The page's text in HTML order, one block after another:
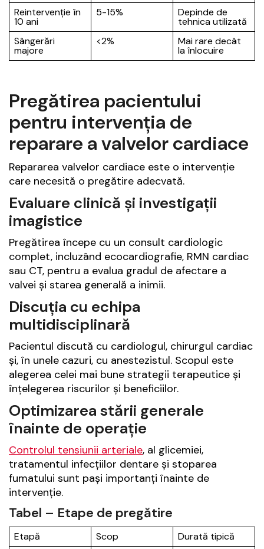
Reintervenție în
10 ani
5-15% Depinde de
tehnica utilizată
Sângerări
majore
<2% Mai rare decât
la înlocuire
Pregătirea pacientului
pentru intervenția de
reparare a valvelor cardiace
Repararea valvelor cardiace este o intervenție
care necesită o pregătire adecvată.
Evaluare clinică și investigații
imagistice
Pregătirea începe cu un consult cardiologic
complet, incluzând ecocardiografie, RMN cardiac
sau CT, pentru a evalua gradul de afectare a
valvei și starea generală a inimii.
Discuția cu echipa
multidisciplinară
Pacientul discută cu cardiologul, chirurgul cardiac
și, în unele cazuri, cu anestezistul. Scopul este
alegerea celei mai bune strategii terapeutice și
înțelegerea riscurilor și beneficiilor.
Optimizarea stării generale
înainte de operație
Controlul tensiunii arteriale, al glicemiei,
tratamentul infecțiilor dentare și stoparea
fumatului sunt pași importanți înainte de
intervenție.
Tabel – Etape de pregătire
Etapă Scop
Durată tipică